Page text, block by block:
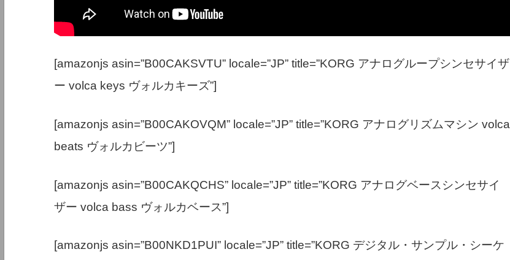
[amazonjs asin=”B00CAKSVTU” locale=”JP” title=”KORG アナログループシンセサイザ
ー volca keys ヴォルカキーズ”]
[amazonjs asin=”B00CAKOVQM” locale=”JP” title=”KORG アナログリズムマシン volca
beats ヴォルカビーツ”]
[amazonjs asin=”B00CAKQCHS” locale=”JP” title=”KORG アナログベースシンセサイ
ザー volca bass ヴォルカベース”]
[amazonjs asin=”B00NKD1PUI” locale=”JP” title=”KORG デジタル・サンプル・シーケ